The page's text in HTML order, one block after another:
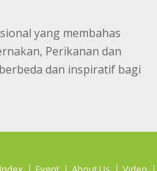
yang membahas
Perikanan dan
dan inspiratif bagi